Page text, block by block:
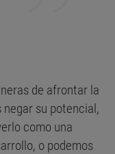
de afrontar la
su potencial,
como una
o podemos